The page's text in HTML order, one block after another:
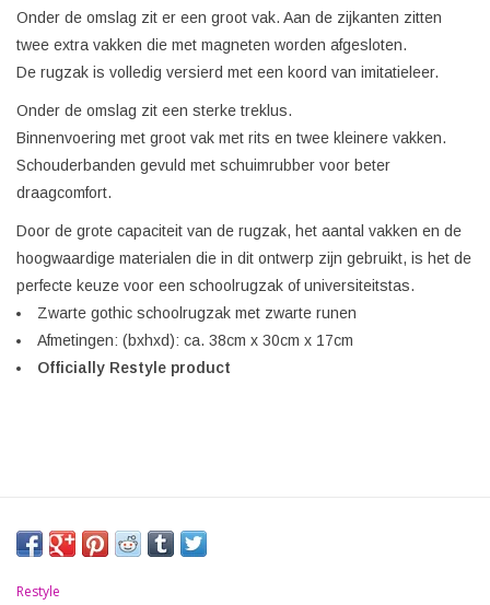
Onder de omslag zit er een groot vak. Aan de zijkanten zitten
twee extra vakken die met magneten worden afgesloten.
De rugzak is volledig versierd met een koord van imitatieleer.
Onder de omslag zit een sterke treklus.
Binnenvoering met groot vak met rits en twee kleinere vakken.
Schouderbanden gevuld met schuimrubber voor beter
draagcomfort.
Door de grote capaciteit van de rugzak, het aantal vakken en de
hoogwaardige materialen die in dit ontwerp zijn gebruikt, is het de
perfecte keuze voor een schoolrugzak of universiteitstas.
Zwarte gothic schoolrugzak met zwarte runen
Afmetingen: (bxhxd): ca. 38cm x 30cm x 17cm
Officially Restyle product
Restyle